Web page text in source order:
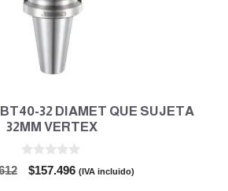
32 DIAMET QUE SUJETA
32MM VERTEX
El
$157.496El(IVA incluido)